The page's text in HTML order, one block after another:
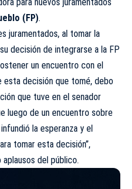
(FP).
juramentados, al tomar la
decisión de integrarse a la FP
un encuentro con el
esta decisión que tomé, debo
que tuve en el senador
luego de un encuentro sobre
la esperanza y el
tomar esta decisión”,
del público.